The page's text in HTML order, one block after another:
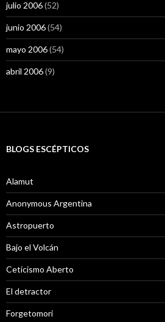
julio 2006(52)
junio 2006(54)
mayo 2006(54)
abril 2006(9)
BLOGS ESCÉPTICOS
Alamut
Anonymous Argentina
Astropuerto
Bajo el Volcán
Ceticismo Aberto
El detractor
Forgetomori